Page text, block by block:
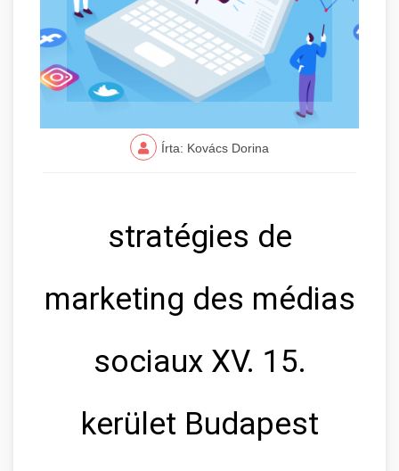
Írta: Kovács Dorina
stratégies de
marketing des médias
sociaux XV. 15.
kerület Budapest